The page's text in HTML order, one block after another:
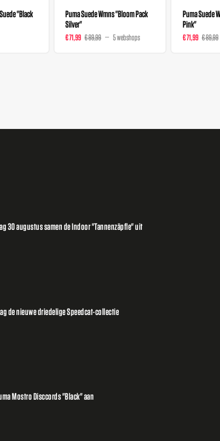
"Black
Puma Suede Wmns "Bloom Pack
Silver"
€ 71,99 € 89,99 5 webshops
Puma Suede
Pink"
€ 71,99 € 89,99
30 augustus samen de Indoor "Tannenzäpfle" uit
de nieuwe driedelige Speedcat-collectie
Mostro Disccords "Black" aan